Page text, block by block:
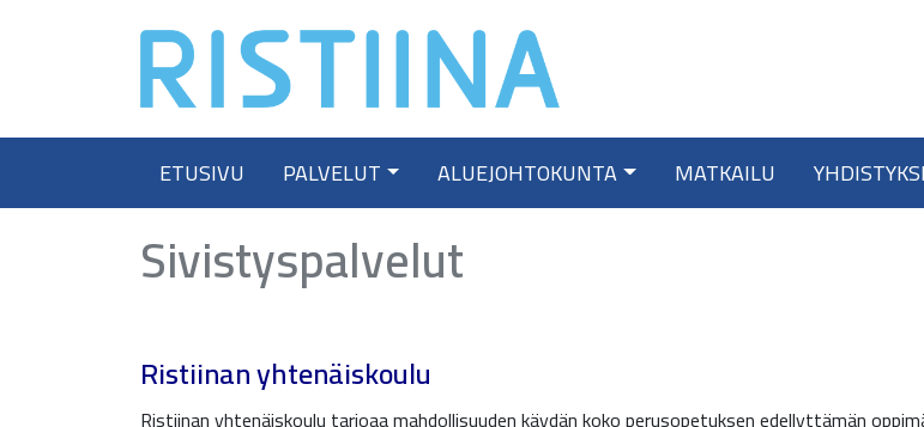
ETUSIVU PALVELUT ALUEJOHTOKUNTA MATKAILU
Sivistyspalvelut
Ristiinan yhtenäiskoulu